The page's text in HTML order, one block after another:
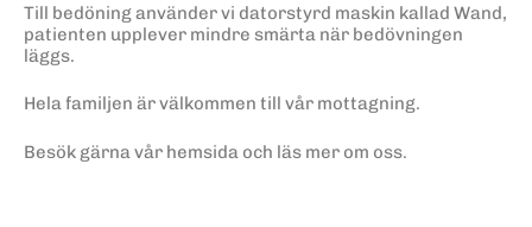
Till bedöning använder vi datorstyrd maskin kallad Wand,
patienten upplever mindre smärta när bedövningen
läggs.
Hela familjen är välkommen till vår mottagning.
Besök gärna vår hemsida och läs mer om oss.